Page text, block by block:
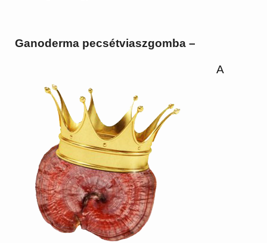
Ganoderma pecsétviaszgomba –
A